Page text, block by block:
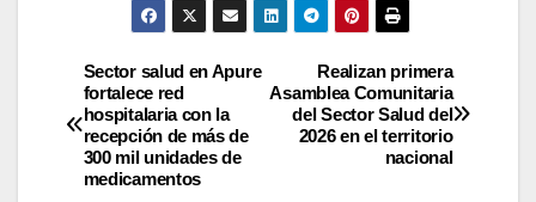
Realizan primera
Asamblea Comunitaria
del Sector Salud del
2026 en el territorio
nacional
Sector salud en Apure
fortalece red
hospitalaria con la
recepción de más de
300 mil unidades de
medicamentos